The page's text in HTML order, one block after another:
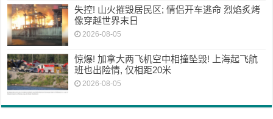
失控! 山火摧毁居民区; 情侣开车逃命 烈焰炙烤
像穿越世界末日
2026-08-05
惊爆! 加拿大两飞机空中相撞坠毁! 上海起飞航
班也出险情, 仅相距20米
2026-08-05